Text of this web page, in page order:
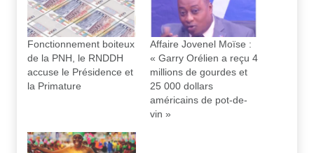
Fonctionnement boiteux
de la PNH, le RNDDH
accuse le Présidence et
la Primature
Affaire Jovenel Moïse :
« Garry Orélien a reçu 4
millions de gourdes et
25 000 dollars
américains de pot-de-
vin »